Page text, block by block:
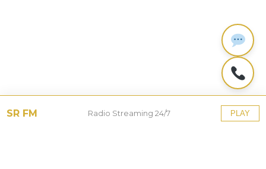
SR FM Radio Streaming 24/7 PLAY